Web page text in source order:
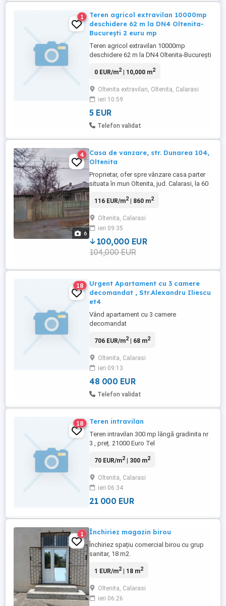
1
Teren agricol extravilan 10000mp
deschidere 62 m la DN4 Oltenita-
București 2 euru mp
Teren agricol extravilan 10000mp
deschidere 62 m la DN4 Oltenita-București
1 km , cu posibilitatea de introducere
electricitate și retea gaz situat la 50 m in
vecinatate. Terenul este marginit de
pădurea Argeș și Canalul Dunăre ...
0 EUR/m2| 10,000 m2
Oltenita extravilan, Oltenita, Calarasi
ieri 10:59
5 EUR
Telefon validat
6
4
Casa de vanzare, str. Dunarea 104,
Oltenita
Proprietar, ofer spre vânzare casa parter
situata în mun Oltenita, jud. Calarasi, la 60
Imobilul vine cu un teren foarte generos
Locuinta este din caramida, acoperis
tabla zincata si cuprinde 4 camere,
bucatarie, baie, ...
116 EUR/m2| 860 m2
Oltenita, Calarasi
ieri 09:35
100,000 EUR
104,000 EUR
18
Urgent Apartament cu 3 camere
decomandat , Str.Alexandru Iliescu
et4
Vând apartament cu 3 camere
decomandat
706 EUR/m2| 68 m2
Oltenita, Calarasi
ieri 09:13
48 000 EUR
Telefon validat
18 Teren intravilan
Teren intravilan 300 mp lângă gradinita nr
3 , preț. 21000 Euro Tel
70 EUR/m2| 300 m2
Oltenita, Calarasi
ieri 06:34
21 000 EUR
1 Închiriez magazin birou
Închiriez spațiu comercial birou cu grup
sanitar, 18 m2.
1 EUR/m2| 18 m2
Oltenita, Calarasi
ieri 06:26